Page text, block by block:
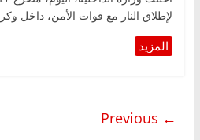
لإطلاق النار مع قوات الأمن، داخل
← Previous